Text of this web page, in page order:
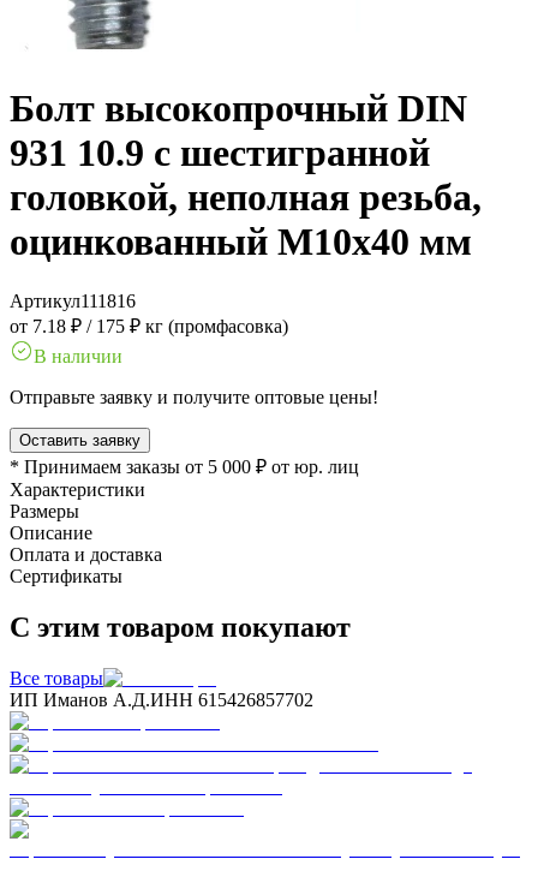
Болт высокопрочный DIN
931 10.9 с шестигранной
головкой, неполная резьба,
оцинкованный M10x40 мм
Артикул111816
от 7.18 ₽ / 175 ₽ кг (промфасовка)
В наличии
Отправьте заявку и получите оптовые цены!
Оставить заявку
* Принимаем заказы от 5 000 ₽ от юр. лиц
Характеристики
Размеры
Описание
Оплата и доставка
Сертификаты
С этим товаром покупают
Все товары
ИП Иманов А.Д.ИНН 615426857702